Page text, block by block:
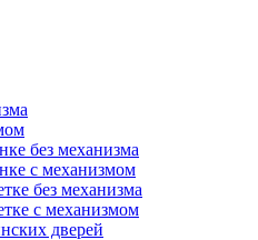
без механизма
с механизмом
без механизма
с механизмом
дверей